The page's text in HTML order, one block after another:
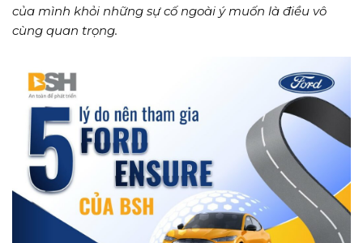
của mình khỏi những sự cố ngoài ý muốn là điều vô
cùng quan trọng.